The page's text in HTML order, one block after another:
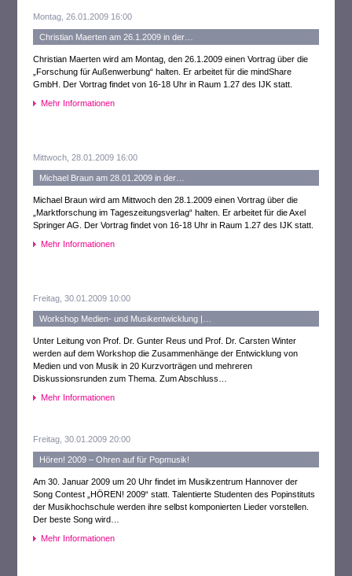
Montag, 26.01.2009 16:00
Christian Maerten am 26.1.2009 in der…
Christian Maerten wird am Montag, den 26.1.2009 einen Vortrag über die
„Forschung für Außenwerbung“ halten. Er arbeitet für die mindShare
GmbH. Der Vortrag findet von 16-18 Uhr in Raum 1.27 des IJK statt.
Mehr Informationen
Mittwoch, 28.01.2009 16:00
Michael Braun am 28.01.2009 in der…
Michael Braun wird am Mittwoch den 28.1.2009 einen Vortrag über die
„Marktforschung im Tageszeitungsverlag“ halten. Er arbeitet für die Axel
Springer AG. Der Vortrag findet von 16-18 Uhr in Raum 1.27 des IJK statt.
Mehr Informationen
Freitag, 30.01.2009 10:00
Workshop Medien- und Musikentwicklung |…
Unter Leitung von Prof. Dr. Gunter Reus und Prof. Dr. Carsten Winter
werden auf dem Workshop die Zusammenhänge der Entwicklung von
Medien und von Musik in 20 Kurzvorträgen und mehreren
Diskussionsrunden zum Thema. Zum Abschluss…
Mehr Informationen
Freitag, 30.01.2009 20:00
Hören! 2009 – Ohren auf für Popmusik!
Am 30. Januar 2009 um 20 Uhr findet im Musikzentrum Hannover der
Song Contest „HÖREN! 2009“ statt. Talentierte Studenten des Popinstituts
der Musikhochschule werden ihre selbst komponierten Lieder vorstellen.
Der beste Song wird…
Mehr Informationen